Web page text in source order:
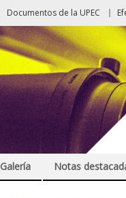
Documentos de la UPEC
Galería Notas